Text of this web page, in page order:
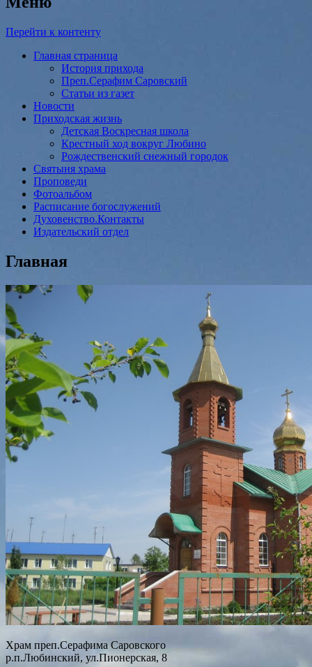
Перейти к контенту
Главная страница
История прихода
Преп.Серафим Саровский
Статьи из газет
Новости
Приходская жизнь
Детская Воскресная школа
Крестный ход вокруг Любино
Рождественский снежный городок
Святыня храма
Проповеди
Фотоальбом
Расписание богослужений
Духовенство.Контакты
Издательский отдел
Главная
Храм преп.Серафима Саровского
р.п.Любинский, ул.Пионерская, 8